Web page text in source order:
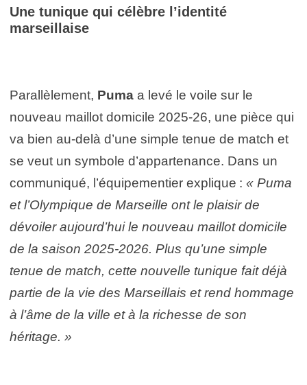
Une tunique qui célèbre l’identité
marseillaise
Parallèlement, Puma a levé le voile sur le
nouveau maillot domicile 2025-26, une pièce qui
va bien au-delà d’une simple tenue de match et
se veut un symbole d’appartenance. Dans un
communiqué, l’équipementier explique : « Puma
et l’Olympique de Marseille ont le plaisir de
dévoiler aujourd’hui le nouveau maillot domicile
de la saison 2025-2026. Plus qu’une simple
tenue de match, cette nouvelle tunique fait déjà
partie de la vie des Marseillais et rend hommage
à l’âme de la ville et à la richesse de son
héritage. »